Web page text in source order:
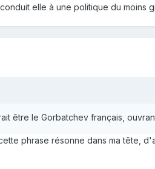
elle à une politique du
être le Gorbatchev français,
phrase résonne dans ma tête,